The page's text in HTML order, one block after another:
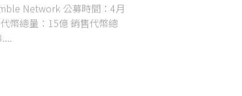
Network 公募時間：4月
幣總量：15億 銷售代幣總